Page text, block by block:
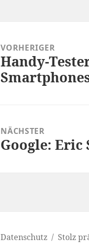
VORHERIGER
Vorheriger
Beitrag:
Handy-
NÄCHSTER
Nächster
Google:
Datenschutz Stolz